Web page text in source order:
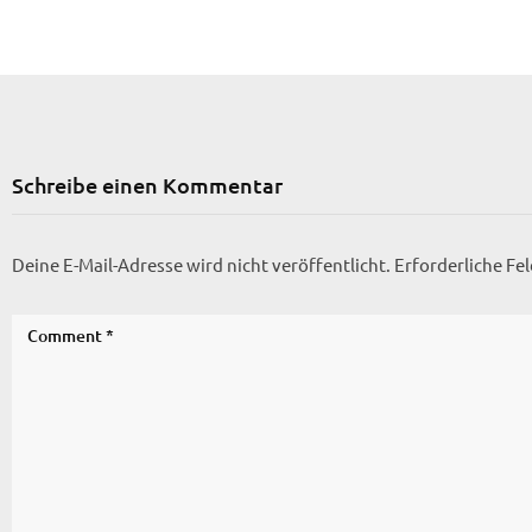
Schreibe einen Kommentar
Deine E-Mail-Adresse wird nicht veröffentlicht. Erforderliche